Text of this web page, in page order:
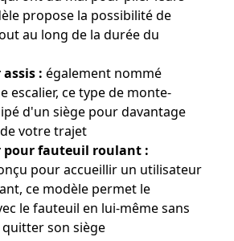
propose la possibilité de
au long de la durée du
: également nommé
escalier, ce type de monte-
d'un siège pour davantage
votre trajet
pour fauteuil roulant :
pour accueillir un utilisateur
ce modèle permet le
le fauteuil en lui-même sans
son siège